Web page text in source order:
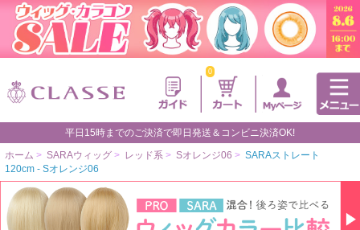
0
平日15時までのご決済で即日発送＆コンビニ決済OK!
ホーム > SARAウィッグ > レッド系 > Sオレンジ06 > SARAストレート
120cm - Sオレンジ06